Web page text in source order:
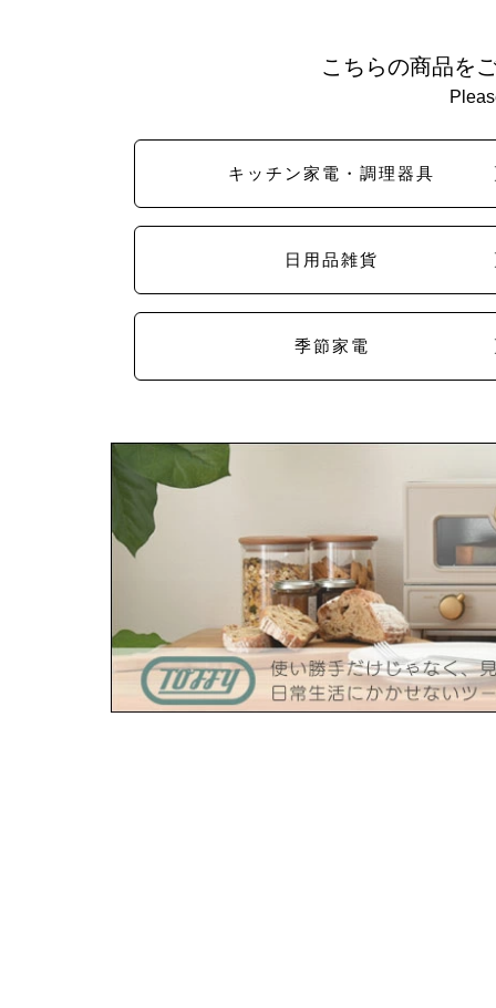
こちらの商品を
キッチン家電・調理器具
日用品雑貨
季節家電